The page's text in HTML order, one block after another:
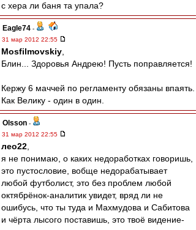
с хера ли баня та упала?
Eagle74 -
31 мар 2012 22:55
Mosfilmovskiy
Блин... Здоровья Андрею! Пусть поправляется!
Кержу 6 маччей по регламенту обязаны впаять.
Как Велику - один в один.
Olsson -
31 мар 2012 22:55
лео22
я не понимаю, о каких недоработках говоришь,
это пустословие, вобще недорабатывает
любой футболист, это без проблем любой
октябрёнок-аналитик увидет, вряд ли не
ошибусь, что ты туда и Махмудова и Сабитова
и чёрта лысого поставишь, это твоё видение-